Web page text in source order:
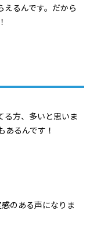
えるんです。だから
る方、多いと思いま
るんです！
のある声になりま